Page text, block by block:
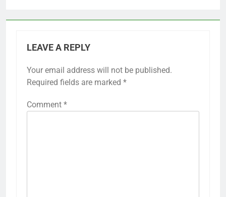
LEAVE A REPLY
Your email address will not be published.
Required fields are marked *
Comment *